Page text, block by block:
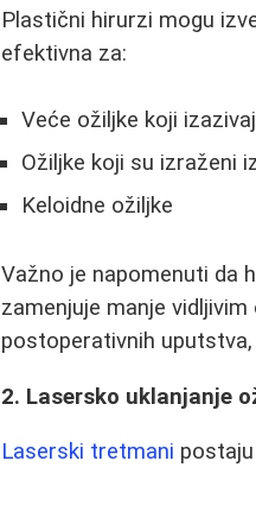
Plastični hirurzi mogu
efektivna za:
Veće ožiljke koji
Ožiljke koji su izraženi
Keloidne ožiljke
Važno je napomenuti da
zamenjuje manje
postoperativnih
2. Lasersko uklanjanje
Laserski tretmani